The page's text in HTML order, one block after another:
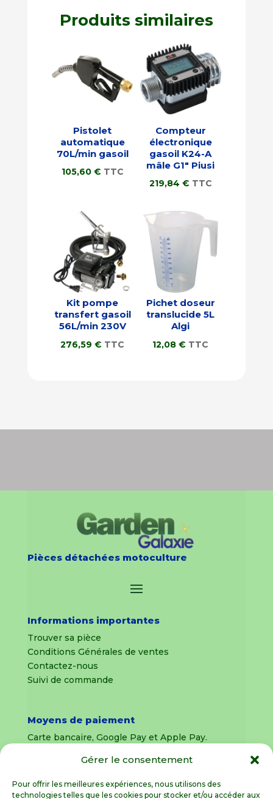
Gérer le consentement
Pour offrir les meilleures expériences, nous utilisons des
technologies telles que les cookies pour stocker et/ou accéder aux
Produits similaires
Pistolet
automatique
70L/min gasoil
105,60 € TTC
Compteur
électronique
gasoil K24-A
mâle G1″ Piusi
219,84 € TTC
Kit pompe
transfert gasoil
56L/min 230V
276,59€ TTC
Pichet doseur
translucide 5L
Algi
12,08€ TTC
Pièces détachées motoculture
Informations importantes
Trouver sa pièce
Conditions Générales de ventes
Contactez-nous
Suivi de commande
Moyens de paiement
Carte bancaire, Google Pay et Apple Pay.
uniquement